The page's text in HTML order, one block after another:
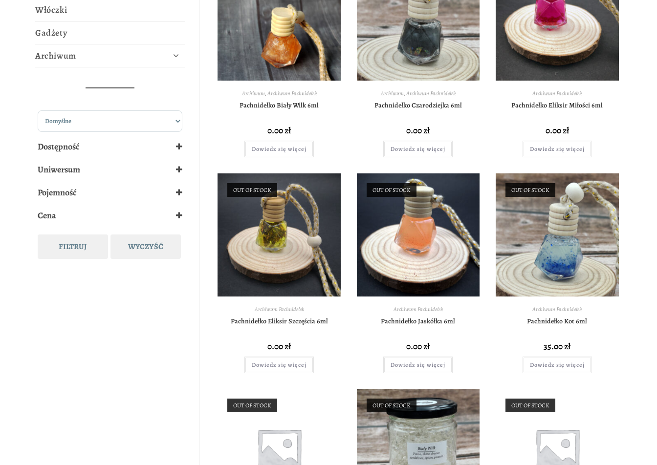
Archiwum,Archiwum Pachnidełek
Pachnidełko Biały Wilk 6ml
0.00zł
Dowiedz się więcej
Archiwum,Archiwum Pachnidełek
Pachnidełko Czarodziejka 6ml
0.00zł
Dowiedz się więcej
Archiwum Pachnidełek
Pachnidełko Eliksir Miłości 6ml
0.00zł
Dowiedz się więcej
OUT OF STOCK
Archiwum Pachnidełek
Pachnidełko Eliksir Szczęścia 6ml
0.00zł
Dowiedz się więcej
OUT OF STOCK
Archiwum Pachnidełek
Pachnidełko Jaskółka 6ml
0.00zł
Dowiedz się więcej
OUT OF STOCK
Archiwum Pachnidełek
Pachnidełko Kot 6ml
35.00zł
Dowiedz się więcej
OUT OF STOCK OUT OF STOCK OUT OF STOCK
Włóczki
Gadżety
Archiwum
Sort Products
Dostępność
Uniwersum
Wiedźmin
Pojemność
Cena
FILTRUJ WYCZYŚĆ